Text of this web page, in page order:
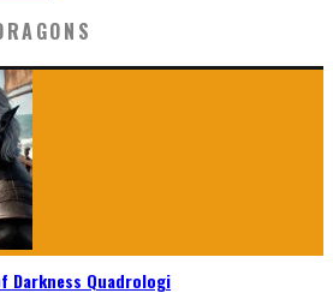
Darkness Quadrologi